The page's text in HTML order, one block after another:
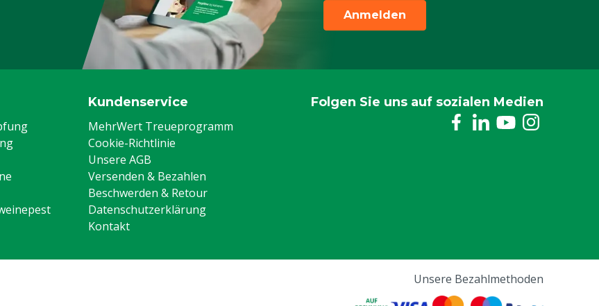
Anmelden
Kundenservice
MehrWert Treueprogramm
Cookie-Richtlinie
Unsere AGB
Versenden & Bezahlen
Beschwerden & Retour
Datenschutzerklärung
Kontakt
Folgen Sie uns auf sozialen Medien
Unsere Bezahlmethoden